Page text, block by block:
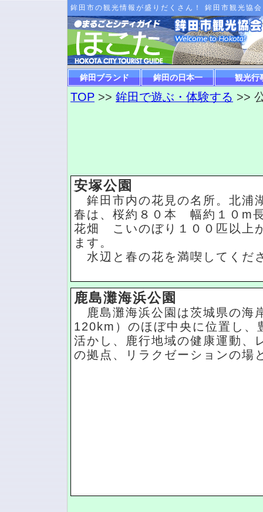
鉾田市の観光情報が盛りだくさん！ 鉾田市観光協会
鉾田ブランド 鉾田の日本一 観光行
TOP >> 鉾田で遊ぶ・体験する >>
安塚公園
鉾田市内の花見の名所。北浦
春は、桜約８０本 幅約１０m
花畑 こいのぼり１００匹以上
ます。
水辺と春の花を満喫してくだ
鹿島灘海浜公園
鹿島灘海浜公園は茨城県の海
120km）のほぼ中央に位置し、
活かし、鹿行地域の健康運動、
の拠点、リラクゼーションの場